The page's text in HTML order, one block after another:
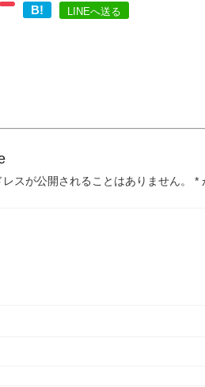
B! LINEへ送る
レスが公開されることはありません。 *